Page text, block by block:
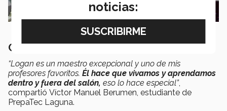
Clases divertidas y amenas
“Logan es un maestro excepcional y uno de mis
profesores favoritos. Él hace que vivamos y aprendamos
dentro y fuera del salón, eso lo hace especial”,
compartió Víctor Manuel Berumen, estudiante de
PrepaTec Laguna.
noticias: